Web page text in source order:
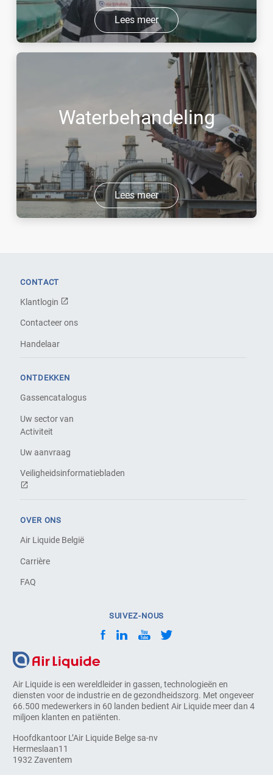
Lees meer
Waterbehandeling
Lees meer
Air Liquide is een wereldleider in gassen, technologieën en
diensten voor de industrie en de gezondheidszorg. Met ongeveer
66.500 medewerkers in 60 landen bedient Air Liquide meer dan 4
miljoen klanten en patiënten.
Hoofdkantoor L’Air Liquide Belge sa-nv
Hermeslaan11
1932 Zaventem
CONTACT
Klantlogin
Contacteer ons
Handelaar
ONTDEKKEN
Gassencatalogus
Uw sector van
Activiteit
Uw aanvraag
Veiligheidsinformatiebladen
OVER ONS
Air Liquide België
Carrière
FAQ
SUIVEZ-NOUS